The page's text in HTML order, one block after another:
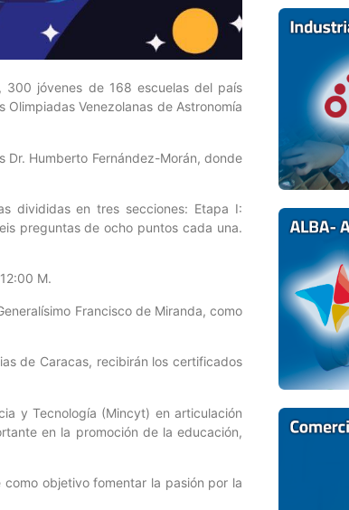
300 jóvenes de 168 escuelas del país
Venezolanas de Astronomía
Dr. Humberto Fernández-Morán, donde
divididas en tres secciones: Etapa I:
preguntas de ocho puntos cada una.
M.
Francisco de Miranda, como
de Caracas, recibirán los certificados
y Tecnología (Mincyt) en articulación
en la promoción de la educación,
objetivo fomentar la pasión por la